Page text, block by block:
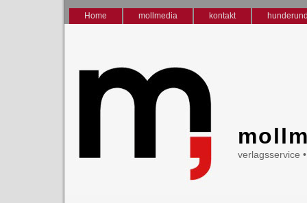
Home mollmedia kontakt
verlagsservice